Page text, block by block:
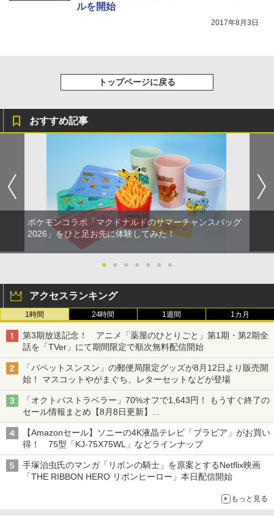
ルを開始
2017年8月3日
トップページに戻る
おすすめ記事
ポケモンコラボ「マクドナルドのサマーチャンスバッグ
2026」をひと足お先に体験してみた！
● ● ● ● ● ● ●
アクセスランキング
1時間 24時間 1週間 1カ月
第3期放送記念！ アニメ「薬屋のひとりごと」第1期・第2期全
話を「TVer」にて期間限定で順次無料配信開始
「パペットスンスン」の郵便局限定グッズが8月12日より販売開
始！ マスコットやがまぐち、レターセットなどが登場
「オクトパストラベラー」70%オフで1,643円！ もうすぐ終了の
セール情報まとめ【8月8日更新】
ニンテンドーeショップでは「大神 絶景版」が67%オフで990円
【Amazonセール】ソニーの4K液晶テレビ「ブラビア」がお買い
得！ 75型「KJ-75X75WL」などラインナップ
手塚治虫氏のマンガ「リボンの騎士」を原案とするNetflix映画
「THE RIBBON HERO リボンヒーロー」本日配信開始
もっと見る